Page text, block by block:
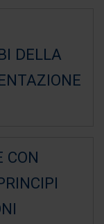
DELLA
CON